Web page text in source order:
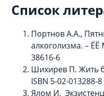
Список
Портнов А.А.,
алкоголизма. – ЁЁ
38616-6
Шихирев П. Жить
ISBN 5-02-013288-8
Ялом И.